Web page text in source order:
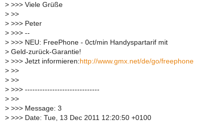
> >>> Viele Grüße
> >>
> >>> Peter
> >>> --
> >>> NEU: FreePhone - 0ct/min Handyspartarif mit
> Geld-zurück-Garantie!
> >>> Jetzt informieren: http://www.gmx.net/de/go/freephone
> >>
> >>
> >>> ------------------------------
> >>
> >>> Message: 3
> >>> Date: Tue, 13 Dec 2011 12:20:50 +0100